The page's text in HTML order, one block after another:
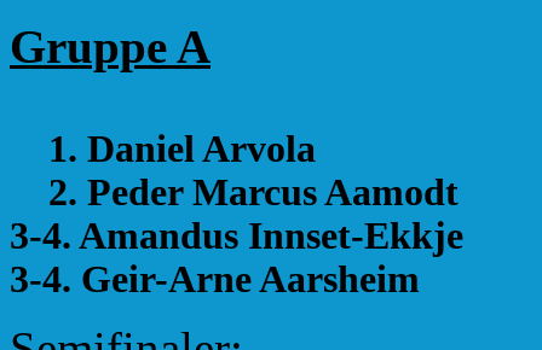
Gruppe A
1. Daniel Arvola
2. Peder Marcus Aamodt
3-4. Amandus Innset-Ekkje
3-4. Geir-Arne Aarsheim